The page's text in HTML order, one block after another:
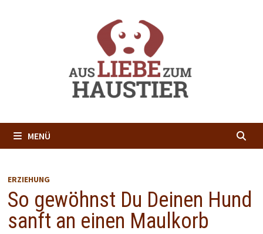
MENÜ
ERZIEHUNG
So gewöhnst Du Deinen Hund
sanft an einen Maulkorb